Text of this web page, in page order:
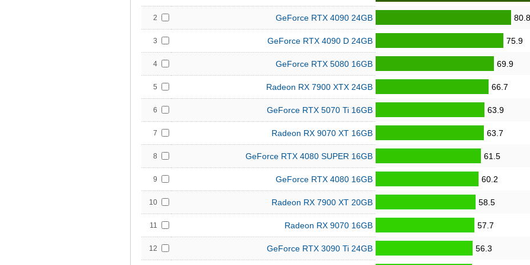
2 GeForce RTX 4090 24GB
3 GeForce RTX 4090 D 24GB 75.9
4 GeForce RTX 5080 16GB 69.9
5 Radeon RX 7900 XTX 24GB 66.7
6 GeForce RTX 5070 Ti 16GB 63.9
7 Radeon RX 9070 XT 16GB 63.7
8 GeForce RTX 4080 SUPER 16GB 61.5
9 GeForce RTX 4080 16GB 60.2
10 Radeon RX 7900 XT 20GB 58.5
11 Radeon RX 9070 16GB 57.7
12 GeForce RTX 3090 Ti 24GB 56.3